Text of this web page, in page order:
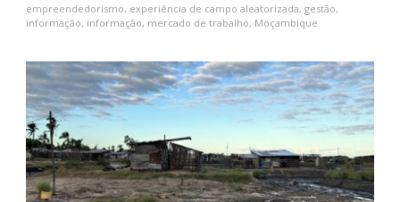
empreendedorismo, experiência de campo aleatorizada, gestão,
informação, informação, mercado de trabalho, Moçambique